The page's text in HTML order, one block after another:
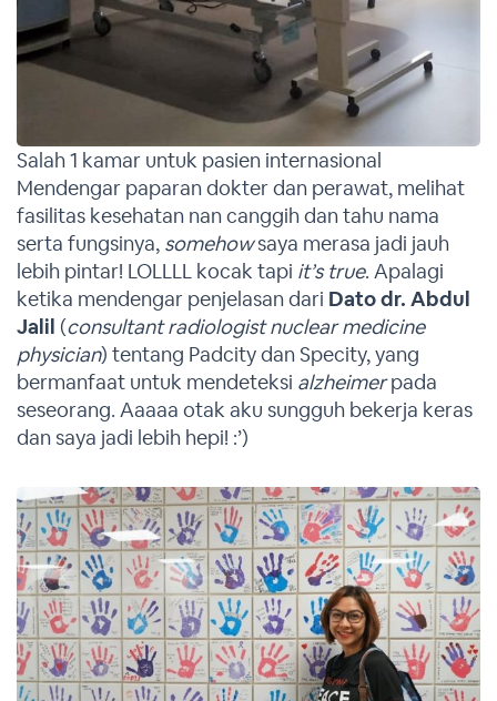
Salah 1 kamar untuk pasien internasional
Mendengar paparan dokter dan perawat, melihat
fasilitas kesehatan nan canggih dan tahu nama
serta fungsinya, somehowsaya merasa jadi jauh
lebih pintar! LOLLLL kocak tapi it’s true. Apalagi
ketika mendengar penjelasan dari Dato dr. Abdul
Jalil (consultant radiologist nuclear medicine
physician) tentang Padcity dan Specity, yang
bermanfaat untuk mendeteksi alzheimerpada
seseorang. Aaaaa otak aku sungguh bekerja keras
dan saya jadi lebih hepi! :’)